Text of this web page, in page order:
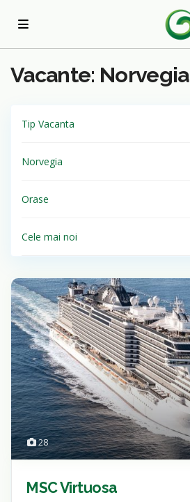
Acasa
Vacante: Norvegia
Tip Vacanta
Norvegia
Orase
Cele mai noi
28
MSC Virtuosa